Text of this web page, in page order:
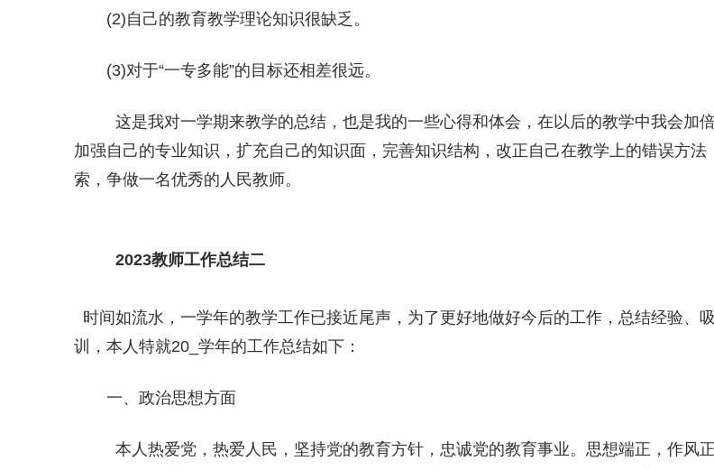
(2)自己的教育教学理论知识很缺乏。
(3)对于“一专多能”的目标还相差很远。
这是我对一学期来教学的总结，也是我的一些心得和体会，在以后的教学中我会加倍
加强自己的专业知识，扩充自己的知识面，完善知识结构，改正自己在教学上的错误方法
索，争做一名优秀的人民教师。
2023教师工作总结二
时间如流水，一学年的教学工作已接近尾声，为了更好地做好今后的工作，总结经验、
训，本人特就20_学年的工作总结如下：
一、政治思想方面
本人热爱党，热爱人民，坚持党的教育方针，忠诚党的教育事业。思想端正，作风